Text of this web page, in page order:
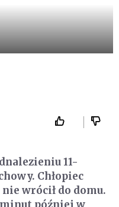
11-
Chłopiec
nie wrócił do domu.